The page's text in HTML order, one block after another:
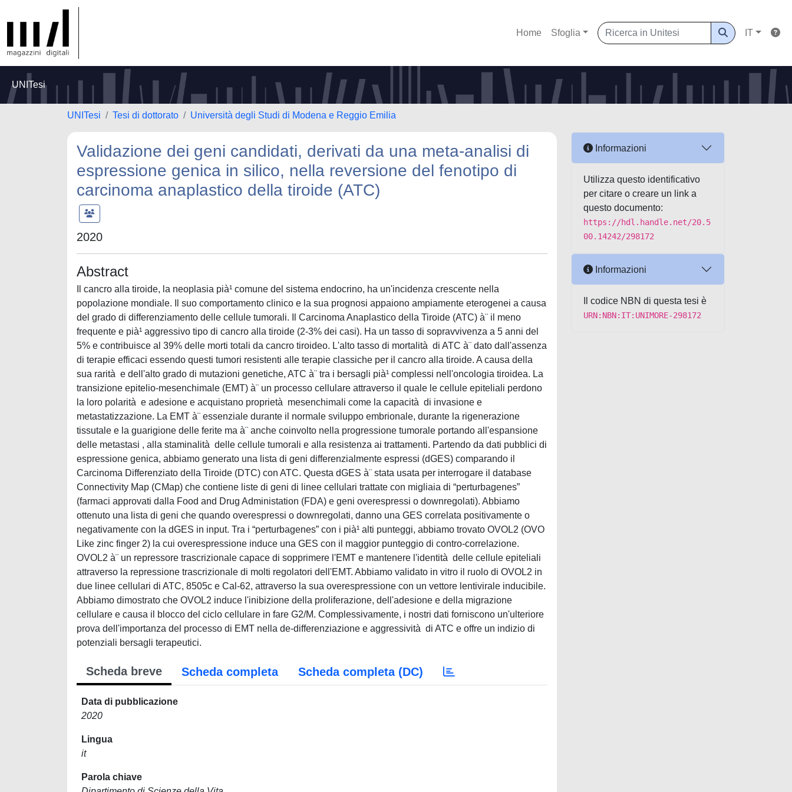
Home Sfoglia IT
UNITesi
UNITesi Tesi di dottorato Università degli Studi di Modena e Reggio Emilia
Validazione dei geni candidati, derivati da una meta-analisi di
espressione genica in silico, nella reversione del fenotipo di
carcinoma anaplastico della tiroide (ATC)
2020
Abstract
Il cancro alla tiroide, la neoplasia pià¹ comune del sistema endocrino, ha un'incidenza crescente nella
popolazione mondiale. Il suo comportamento clinico e la sua prognosi appaiono ampiamente eterogenei a causa
del grado di differenziamento delle cellule tumorali. Il Carcinoma Anaplastico della Tiroide (ATC) à¨ il meno
frequente e pià¹ aggressivo tipo di cancro alla tiroide (2-3% dei casi). Ha un tasso di sopravvivenza a 5 anni del
5% e contribuisce al 39% delle morti totali da cancro tiroideo. L'alto tasso di mortalità di ATC à¨ dato dall'assenza
di terapie efficaci essendo questi tumori resistenti alle terapie classiche per il cancro alla tiroide. A causa della
sua rarità e dell'alto grado di mutazioni genetiche, ATC à¨ tra i bersagli pià¹ complessi nell'oncologia tiroidea. La
transizione epitelio-mesenchimale (EMT) à¨ un processo cellulare attraverso il quale le cellule epiteliali perdono
la loro polarità e adesione e acquistano proprietà mesenchimali come la capacità di invasione e
metastatizzazione. La EMT à¨ essenziale durante il normale sviluppo embrionale, durante la rigenerazione
tissutale e la guarigione delle ferite ma à¨ anche coinvolto nella progressione tumorale portando all'espansione
delle metastasi , alla staminalità delle cellule tumorali e alla resistenza ai trattamenti. Partendo da dati pubblici di
espressione genica, abbiamo generato una lista di geni differenzialmente espressi (dGES) comparando il
Carcinoma Differenziato della Tiroide (DTC) con ATC. Questa dGES à¨ stata usata per interrogare il database
Connectivity Map (CMap) che contiene liste di geni di linee cellulari trattate con migliaia di “perturbagenes”
(farmaci approvati dalla Food and Drug Administation (FDA) e geni overespressi o downregolati). Abbiamo
ottenuto una lista di geni che quando overespressi o downregolati, danno una GES correlata positivamente o
negativamente con la dGES in input. Tra i “perturbagenes” con i pià¹ alti punteggi, abbiamo trovato OVOL2 (OVO
Like zinc finger 2) la cui overespressione induce una GES con il maggior punteggio di contro-correlazione.
OVOL2 à¨ un repressore trascrizionale capace di sopprimere l'EMT e mantenere l'identità delle cellule epiteliali
attraverso la repressione trascrizionale di molti regolatori dell'EMT. Abbiamo validato in vitro il ruolo di OVOL2 in
due linee cellulari di ATC, 8505c e Cal-62, attraverso la sua overespressione con un vettore lentivirale inducibile.
Abbiamo dimostrato che OVOL2 induce l'inibizione della proliferazione, dell'adesione e della migrazione
cellulare e causa il blocco del ciclo cellulare in fare G2/M. Complessivamente, i nostri dati forniscono un'ulteriore
prova dell'importanza del processo di EMT nella de-differenziazione e aggressività di ATC e offre un indizio di
potenziali bersagli terapeutici.
Scheda breve Scheda completa Scheda completa (DC)
Data di pubblicazione
2020
Lingua
it
Parola chiave
Informazioni
Utilizza questo identificativo
per citare o creare un link a
questo documento:
https://hdl.handle.net/20.5
00.14242/298172
Informazioni
Il codice NBN di questa tesi è
URN:NBN:IT:UNIMORE-298172